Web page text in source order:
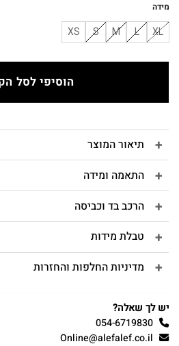
מידה
XL
L
M
S
XS
הוסיפי לסל
תיאור המוצר
התאמה ומידה
הרכב בד וכביסה
טבלת מידות
מדיניות החלפות והחזרות
יש לך שאלה?
054-6719830
Online@alefalef.co.il